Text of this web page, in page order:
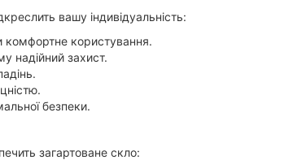
вашу індивідуальність:
комфортне користування.
надійний захист.
безпеки.
загартоване скло: